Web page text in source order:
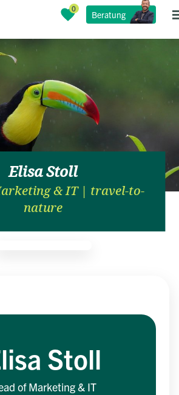
Beratung
Elisa Stoll
& IT | travel-to-
nature
Stoll
of Marketing & IT